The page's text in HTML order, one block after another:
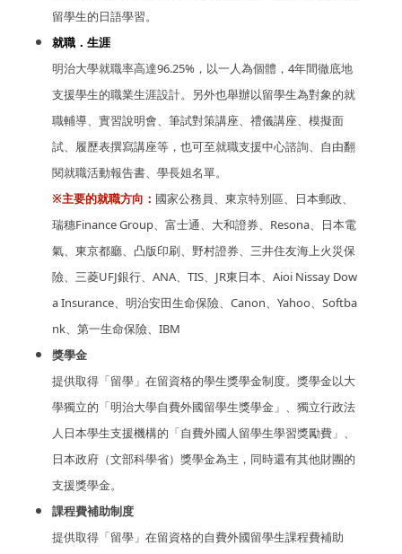
留學生的日語學習。
就職．生涯
明治大學就職率高達96.25%，以一人為個體，4年間徹底地
支援學生的職業生涯設計。另外也舉辦以留學生為對象的就
職輔導、實習說明會、筆試對策講座、禮儀講座、模擬面
試、履歷表撰寫講座等，也可至就職支援中心諮詢、自由翻
閱就職活動報告書、學長姐名單。
※主要的就職方向： 國家公務員、東京特別區、日本郵政、
瑞穗Finance Group、富士通、大和證券、Resona、日本電
氣、東京都廳、凸版印刷、野村證券、三井住友海上火災保
險、三菱UFJ銀行、ANA、TIS、JR東日本、Aioi Nissay Dow
a Insurance、明治安田生命保險、Canon、Yahoo、Softba
nk、第一生命保險、IBM
獎學金
提供取得「留學」在留資格的學生獎學金制度。獎學金以大
學獨立的「明治大學自費外國留學生獎學金」、獨立行政法
人日本學生支援機構的「自費外國人留學生學習獎勵費」、
日本政府（文部科學省）獎學金為主，同時還有其他財團的
支援獎學金。
課程費補助制度
提供取得「留學」在留資格的自費外國留學生課程費補助